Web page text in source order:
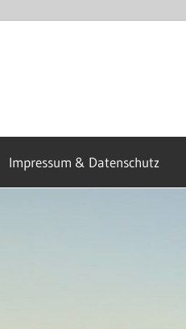
Impressum & Datenschutz